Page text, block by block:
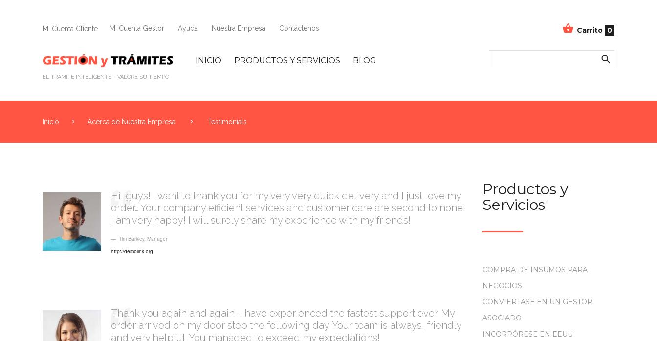
Mi Cuenta Cliente Mi Cuenta Gestor Ayuda Nuestra Empresa Contáctenos Carrito 0
EL TRÁMITE INTELIGENTE – VALORE SU TIEMPO
INICIO PRODUCTOS Y SERVICIOS BLOG
Inicio Acerca de Nuestra Empresa Testimonials
Hi, guys! I want to thank you for my very very quick delivery and I just love my
order… Your company efficient services and customer care are second to none!
I am very happy! I will surely share my experience with my friends!
Tim Barkley, Manager
http://demolink.org
Thank you again and again! I have experienced the fastest support ever. My
order arrived on my door step the following day. Your team is always, friendly
and very helpful. You managed to exceed my expectations!
Productos y
Servicios
COMPRA DE INSUMOS PARA
NEGOCIOS
CONVIERTASE EN UN GESTOR
ASOCIADO
INCORPÓRESE EN EEUU